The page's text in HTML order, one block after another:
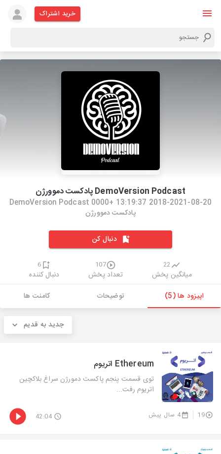
خرید اشتراک
DemoVersion Podcast پادکست دموورژن
2018-2021-08-20 13:19:37 +0000 DemoVersion Podcast
پادکست دموورژن
دنبال کن
22
میانگین پخش
107
تعداد پخش
6
دنبال کننده
اپیزود ها (5)
توضیحات کامنت ها
جدید به قدیم
Ethereum اتریوم
توی قسمت پنجم پاکست دمورژن سراغ بلاکچین
اتریوم رفت...
19 4 سال پیش 42:04